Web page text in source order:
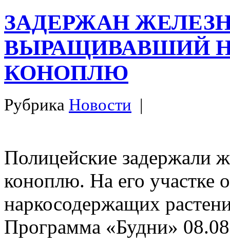
ЗАДЕРЖАН
ВЫРАЩИВАВШИЙ
КОНОПЛЮ
Рубрика Новости |
Полицейские задержали
коноплю. На его участке
наркосодержащих
Программа «Будни»